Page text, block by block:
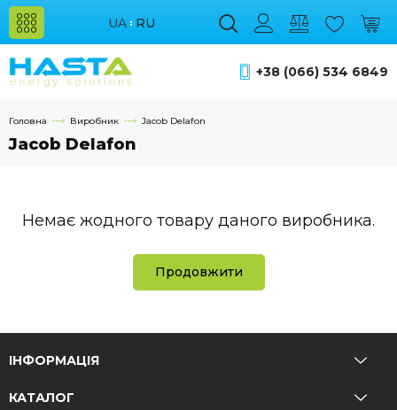
UA RU
+38 (066) 534 6849
Головна Виробник Jacob Delafon
Jacob Delafon
Немає жодного товару даного виробника.
Продовжити
ІНФОРМАЦІЯ
КАТАЛОГ